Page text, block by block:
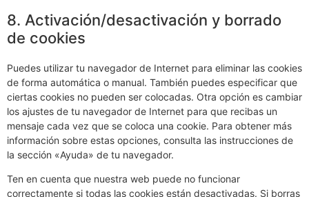
8. Activación/desactivación y borrado
de cookies
Puedes utilizar tu navegador de Internet para eliminar las cookies
de forma automática o manual. También puedes especificar que
ciertas cookies no pueden ser colocadas. Otra opción es cambiar
los ajustes de tu navegador de Internet para que recibas un
mensaje cada vez que se coloca una cookie. Para obtener más
información sobre estas opciones, consulta las instrucciones de
la sección «Ayuda» de tu navegador.
Ten en cuenta que nuestra web puede no funcionar
correctamente si todas las cookies están desactivadas. Si borras